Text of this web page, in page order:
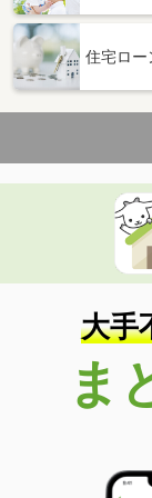
住宅ロー
大手
ま